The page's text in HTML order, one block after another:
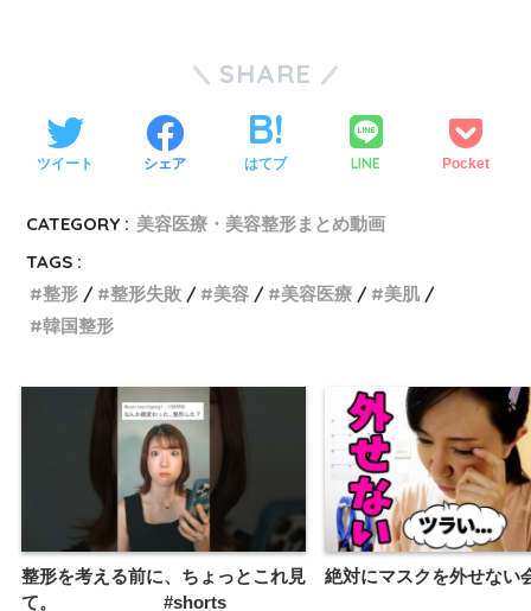
SHARE
ツイート シェア はてブ LINE Pocket
CATEGORY : 美容医療・美容整形まとめ動画
TAGS :
整形
整形失敗 美容 美容医療
美肌
韓国整形
整形を考える前に、ちょっとこれ見
て。 #shorts
絶対にマスクを外せない